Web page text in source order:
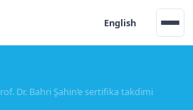
English
Dr. Bahri Şahin’e sertifika takdimi